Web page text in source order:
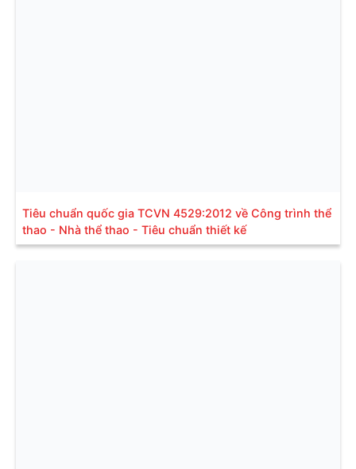
Tiêu chuẩn quốc gia TCVN 4529:2012 về Công trình thể
thao - Nhà thể thao - Tiêu chuẩn thiết kế